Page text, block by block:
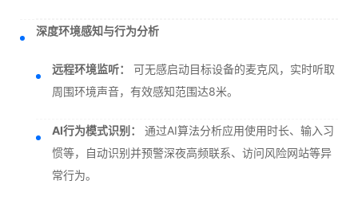
深度环境感知与行为分析
远程环境监听：
可无感启动目标设备的麦克风，实时听取
周围环境声音，有效感知范围达8米。
AI行为模式识别：
通过AI算法分析应用使用时长、输入习
惯等，自动识别并预警深夜高频联系、访问风险网站等异
常行为。